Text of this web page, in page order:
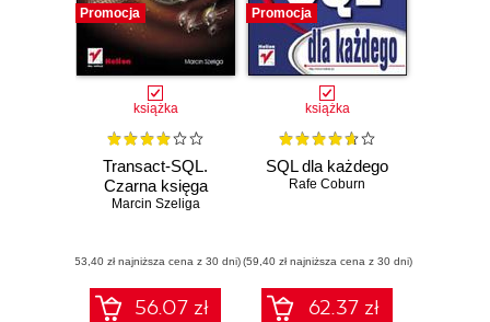
Promocja
książka
Transact-SQL.
Czarna księga
Marcin Szeliga
(53,40 zł najniższa cena z 30 dni)
56.07 zł
Promocja
książka
SQL dla każdego
Rafe Coburn
(59,40 zł najniższa cena z 30 dni)
62.37 zł